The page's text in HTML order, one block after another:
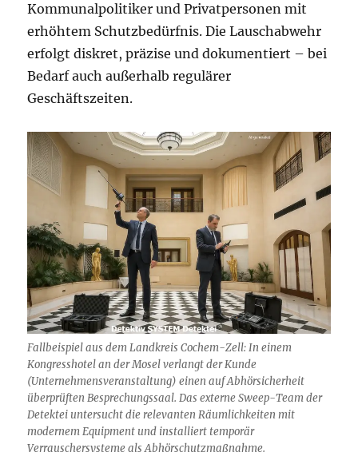
Kommunalpolitiker und Privatpersonen mit
erhöhtem Schutzbedürfnis. Die Lauschabwehr
erfolgt diskret, präzise und dokumentiert – bei
Bedarf auch außerhalb regulärer
Geschäftszeiten.
Fallbeispiel aus dem Landkreis Cochem-Zell: In einem
Kongresshotel an der Mosel verlangt der Kunde
(Unternehmensveranstaltung) einen auf Abhörsicherheit
überprüften Besprechungssaal. Das externe Sweep-Team der
Detektei untersucht die relevanten Räumlichkeiten mit
modernem Equipment und installiert temporär
Verrauschersysteme als Abhörschutzmaßnahme.